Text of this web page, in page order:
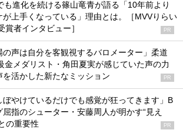
も進化を続ける篠山竜青が語る「10年前より
が上手くなっている」理由とは。［MVVりらい
賞者インタビュー］
PR
の声は自分を客観視するバロメーター」柔道
金メダリスト・角田夏実が感じていた声の力
を活かした新たなミッション
PR
ぼやけているだけでも感覚が狂ってきます」B
屈指のシューター・安藤周人が明かす“見え
の重要性
PR